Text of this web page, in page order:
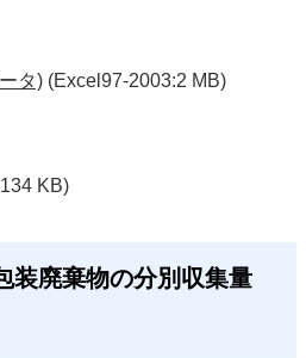
タ) (Excel97-2003:2 MB)
KB)
装廃棄物の分別収集量